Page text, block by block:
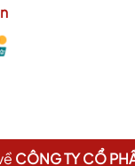
CÔNG TY CỔ